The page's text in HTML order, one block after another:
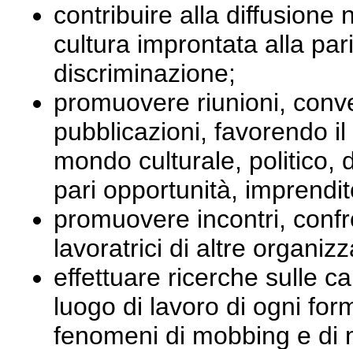
contribuire alla diffusione
cultura improntata alla
discriminazione;
promuovere riunioni,
pubblicazioni, favorendo
mondo culturale, politico,
pari opportunità,
promuovere incontri,
lavoratrici di altre
effettuare ricerche sulle
luogo di lavoro di ogni
fenomeni di mobbing e di